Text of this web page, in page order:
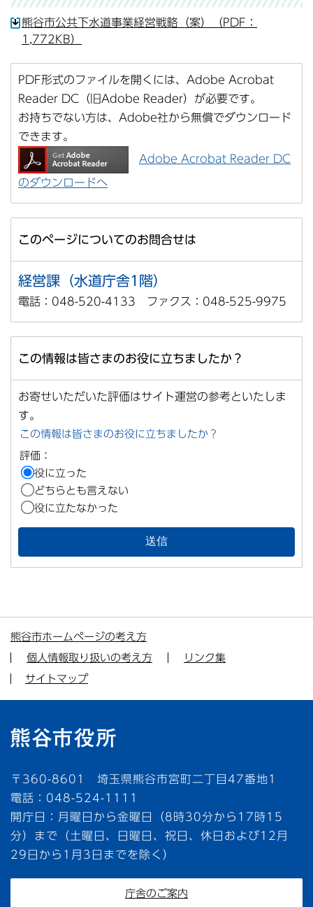
熊谷市公共下水道事業経営戦略（案）（PDF：
1,772KB）
PDF形式のファイルを開くには、Adobe Acrobat
Reader DC（旧Adobe Reader）が必要です。
お持ちでない方は、Adobe社から無償でダウンロード
できます。
Adobe Acrobat Reader DC
のダウンロードへ
このページについてのお問合せは
経営課（水道庁舎1階）
電話：048-520-4133 ファクス：048-525-9975
この情報は皆さまのお役に立ちましたか？
お寄せいただいた評価はサイト運営の参考といたしま
す。
この情報は皆さまのお役に立ちましたか？
評価：
役に立った
どちらとも言えない
役に立たなかった
熊谷市ホームページの考え方
個人情報取り扱いの考え方
リンク集
サイトマップ
〒360-8601 埼玉県熊谷市宮町二丁目47番地1
電話：048-524-1111
開庁日：月曜日から金曜日（8時30分から17時15
分）まで（土曜日、日曜日、祝日、休日および12月
29日から1月3日までを除く）
庁舎のご案内